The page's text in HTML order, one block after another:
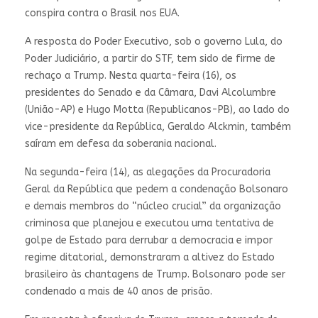
conspira contra o Brasil nos EUA.
A resposta do Poder Executivo, sob o governo Lula, do
Poder Judiciário, a partir do STF, tem sido de firme de
rechaço a Trump. Nesta quarta-feira (16), os
presidentes do Senado e da Câmara, Davi Alcolumbre
(União-AP) e Hugo Motta (Republicanos-PB), ao lado do
vice-presidente da República, Geraldo Alckmin, também
saíram em defesa da soberania nacional.
Na segunda-feira (14), as alegações da Procuradoria
Geral da República que pedem a condenação Bolsonaro
e demais membros do “núcleo crucial” da organização
criminosa que planejou e executou uma tentativa de
golpe de Estado para derrubar a democracia e impor
regime ditatorial, demonstraram a altivez do Estado
brasileiro às chantagens de Trump. Bolsonaro pode ser
condenado a mais de 40 anos de prisão.